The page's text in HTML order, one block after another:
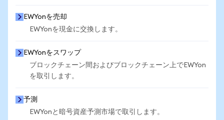
EWYonを売却
EWYonを現金に交換します。
EWYonをスワップ
ブロックチェーン間およびブロックチェーン上でEWYon
を取引します。
予測
EWYonと暗号資産予測市場で取引します。